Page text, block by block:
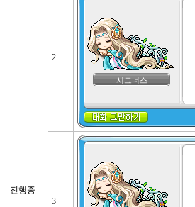
진행중
2
시그너스
3